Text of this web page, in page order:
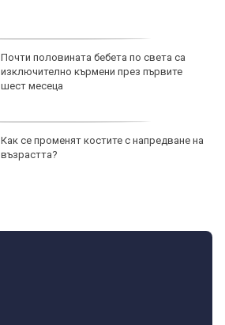
Почти половината бебета по света са
изключително кърмени през първите
шест месеца
Как се променят костите с напредване на
възрастта?